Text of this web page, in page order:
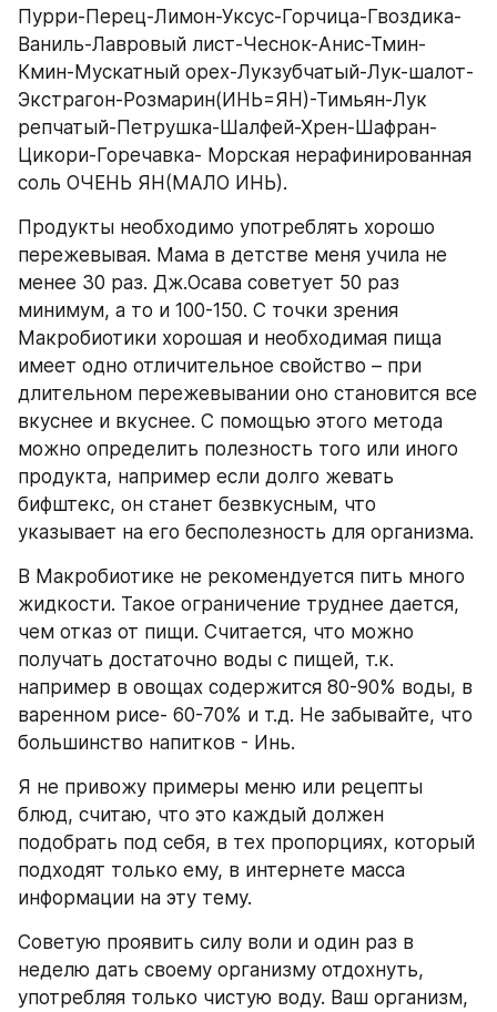
Пурри-Перец-Лимон-Уксус-Горчица-Гвоздика-
Ваниль-Лавровый лист-Чеснок-Анис-Тмин-
Кмин-Мускатный орех-Лукзубчатый-Лук-шалот-
Экстрагон-Розмарин(ИНЬ=ЯН)-Тимьян-Лук
репчатый-Петрушка-Шалфей-Хрен-Шафран-
Цикори-Горечавка- Морская нерафинированная
соль ОЧЕНЬ ЯН(МАЛО ИНЬ).
Продукты необходимо употреблять хорошо
пережевывая. Мама в детстве меня учила не
менее 30 раз. Дж.Осава советует 50 раз
минимум, а то и 100-150. С точки зрения
Макробиотики хорошая и необходимая пища
имеет одно отличительное свойство – при
длительном пережевывании оно становится все
вкуснее и вкуснее. С помощью этого метода
можно определить полезность того или иного
продукта, например если долго жевать
бифштекс, он станет безвкусным, что
указывает на его бесполезность для организма.
В Макробиотике не рекомендуется пить много
жидкости. Такое ограничение труднее дается,
чем отказ от пищи. Считается, что можно
получать достаточно воды с пищей, т.к.
например в овощах содержится 80-90% воды, в
варенном рисе- 60-70% и т.д. Не забывайте, что
большинство напитков - Инь.
Я не привожу примеры меню или рецепты
блюд, считаю, что это каждый должен
подобрать под себя, в тех пропорциях, который
подходят только ему, в интернете масса
информации на эту тему.
Советую проявить силу воли и один раз в
неделю дать своему организму отдохнуть,
употребляя только чистую воду. Ваш организм,